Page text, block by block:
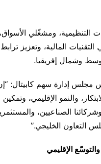
التنظيمية، ومشغّلي
المالية، وتعزيز
وشمال إفريقيا.
والنمو الإقليمي،
الصناعيين،
التعاون الخليجي.”
الإقليمي